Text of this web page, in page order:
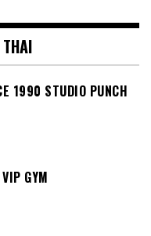
1990 STUDIO PUNCH
GYM